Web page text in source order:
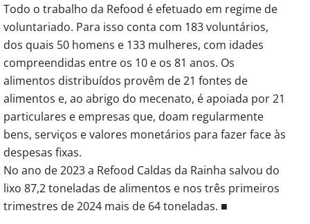
Todo o trabalho da Refood é efetuado em regime de
voluntariado. Para isso conta com 183 voluntários,
dos quais 50 homens e 133 mulheres, com idades
compreendidas entre os 10 e os 81 anos. Os
alimentos distribuídos provêm de 21 fontes de
alimentos e, ao abrigo do mecenato, é apoiada por 21
particulares e empresas que, doam regularmente
bens, serviços e valores monetários para fazer face às
despesas fixas.
No ano de 2023 a Refood Caldas da Rainha salvou do
lixo 87,2 toneladas de alimentos e nos três primeiros
trimestres de 2024 mais de 64 toneladas. ■